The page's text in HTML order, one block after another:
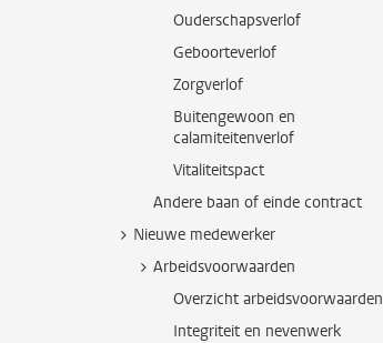
Ouderschapsverlof
Geboorteverlof
Zorgverlof
Buitengewoon en
calamiteitenverlof
Vitaliteitspact
Andere baan of einde contract
Nieuwe medewerker
Arbeidsvoorwaarden
Overzicht arbeidsvoorwaarden
Integriteit en nevenwerk